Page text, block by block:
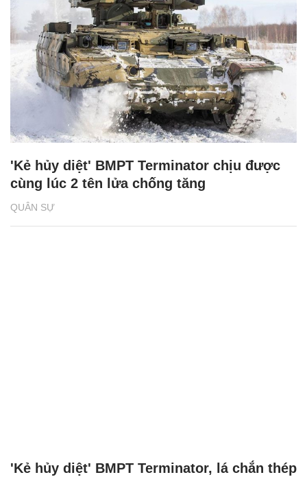
QUÂN SỰ
'Kẻ hủy diệt' BMPT Terminator chịu được
cùng lúc 2 tên lửa chống tăng
'Kẻ hủy diệt' BMPT Terminator, lá chắn thép